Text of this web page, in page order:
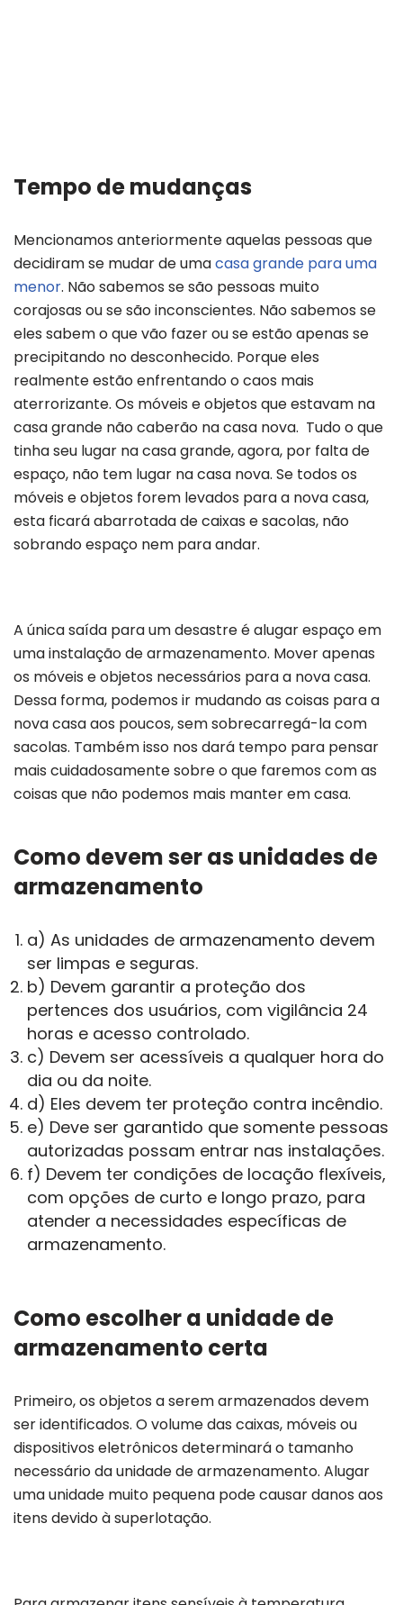
Tempo de mudanças
Mencionamos anteriormente aquelas pessoas que
decidiram se mudar de umacasa grande para uma
menor. Não sabemos se são pessoas muito
corajosas ou se são inconscientes. Não sabemos se
eles sabem o que vão fazer ou se estão apenas se
precipitando no desconhecido. Porque eles
realmente estão enfrentando o caos mais
aterrorizante. Os móveis e objetos que estavam na
casa grande não caberão na casa nova. Tudo o que
tinha seu lugar na casa grande, agora, por falta de
espaço, não tem lugar na casa nova. Se todos os
móveis e objetos forem levados para a nova casa,
esta ficará abarrotada de caixas e sacolas, não
sobrando espaço nem para andar.
A única saída para um desastre é alugar espaço em
uma instalação de armazenamento. Mover apenas
os móveis e objetos necessários para a nova casa.
Dessa forma, podemos ir mudando as coisas para a
nova casa aos poucos, sem sobrecarregá-la com
sacolas. Também isso nos dará tempo para pensar
mais cuidadosamente sobre o que faremos com as
coisas que não podemos mais manter em casa.
Como devem ser as unidades de
armazenamento
a) As unidades de armazenamento devem
ser limpas e seguras.
b) Devem garantir a proteção dos
pertences dos usuários, com vigilância 24
horas e acesso controlado.
c) Devem ser acessíveis a qualquer hora do
dia ou da noite.
d) Eles devem ter proteção contra incêndio.
e) Deve ser garantido que somente pessoas
autorizadas possam entrar nas instalações.
f) Devem ter condições de locação flexíveis,
com opções de curto e longo prazo, para
atender a necessidades específicas de
armazenamento.
Como escolher a unidade de
armazenamento certa
Primeiro, os objetos a serem armazenados devem
ser identificados. O volume das caixas, móveis ou
dispositivos eletrônicos determinará o tamanho
necessário da unidade de armazenamento. Alugar
uma unidade muito pequena pode causar danos aos
itens devido à superlotação.